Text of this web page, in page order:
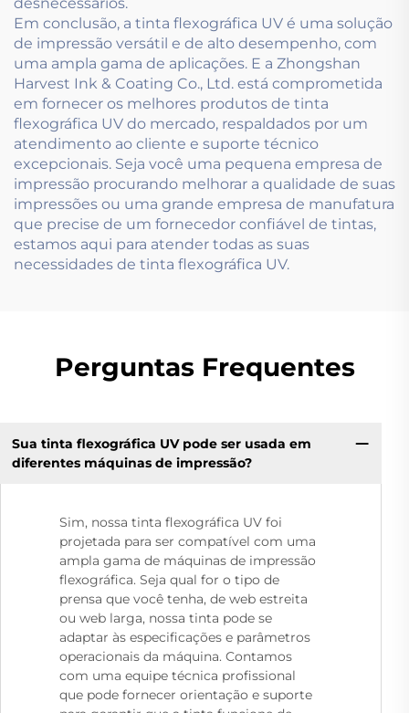
Em conclusão, a tinta flexográfica UV é uma solução
de impressão versátil e de alto desempenho, com
uma ampla gama de aplicações. E a Zhongshan
Harvest Ink & Coating Co., Ltd. está comprometida
em fornecer os melhores produtos de tinta
flexográfica UV do mercado, respaldados por um
atendimento ao cliente e suporte técnico
excepcionais. Seja você uma pequena empresa de
impressão procurando melhorar a qualidade de suas
impressões ou uma grande empresa de manufatura
que precise de um fornecedor confiável de tintas,
estamos aqui para atender todas as suas
necessidades de tinta flexográfica UV.
Perguntas Frequentes
Sua tinta flexográfica UV pode ser usada em
diferentes máquinas de impressão?
Sim, nossa tinta flexográfica UV foi
projetada para ser compatível com uma
ampla gama de máquinas de impressão
flexográfica. Seja qual for o tipo de
prensa que você tenha, de web estreita
ou web larga, nossa tinta pode se
adaptar às especificações e parâmetros
operacionais da máquina. Contamos
com uma equipe técnica profissional
que pode fornecer orientação e suporte